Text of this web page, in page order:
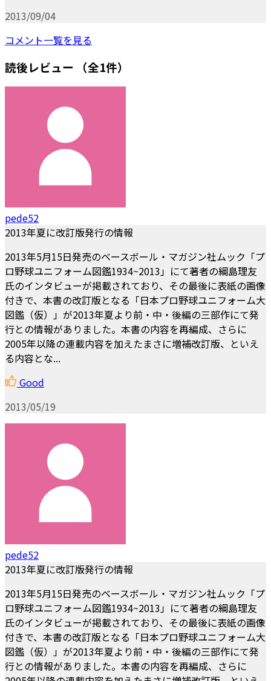
2013/09/04
コメント一覧を見る
読後レビュー （全1件）
pede52
2013年夏に改訂版発行の情報
2013年5月15日発売のベースボール・マガジン社ムック「プ
ロ野球ユニフォーム図鑑1934~2013」にて著者の綱島理友
氏のインタビューが掲載されており、その最後に表紙の画像
付きで、本書の改訂版となる「日本プロ野球ユニフォーム大
図鑑（仮）」が2013年夏より前・中・後編の三部作にて発
行との情報がありました。本書の内容を再編成、さらに
2005年以降の連載内容を加えたまさに増補改訂版、といえ
る内容とな...
Good
2013/05/19
pede52
2013年夏に改訂版発行の情報
2013年5月15日発売のベースボール・マガジン社ムック「プ
ロ野球ユニフォーム図鑑1934~2013」にて著者の綱島理友
氏のインタビューが掲載されており、その最後に表紙の画像
付きで、本書の改訂版となる「日本プロ野球ユニフォーム大
図鑑（仮）」が2013年夏より前・中・後編の三部作にて発
行との情報がありました。本書の内容を再編成、さらに